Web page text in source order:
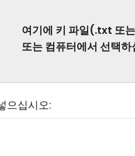
여기에 키 파일(.txt 또
또는 컴퓨터에서 선택하
으십시오: